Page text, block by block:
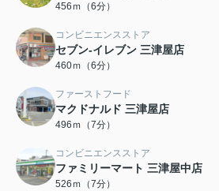
456ｍ（6分）
コンビニエンスストア
セブン-イレブン 三津屋店
460ｍ（6分）
ファーストフード
マクドナルド 三津屋店
496ｍ（7分）
コンビニエンスストア
ファミリーマート 三津屋中店
526ｍ（7分）